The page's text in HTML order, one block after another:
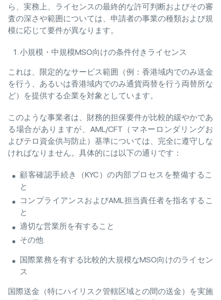
ら、実務上、ライセンスの最終的な許可判断およびその審
査の深さや範囲については、申請者の事業の種類および規
模に応じて要件が異なります。
小規模・中規模MSO向けの条件付きライセンス
これは、限定的なサービス範囲（例：香港域内でのみ送金
を行う、あるいは香港域内でのみ通貨両替を行う両替所な
ど）を提供する企業を対象としています。
このような事業者は、財務的担保要件が比較的緩やかであ
る場合がありますが、AML/CFT（マネーロンダリングお
よびテロ資金供与防止）基準については、完全に遵守しな
ければなりません。具体的には以下の通りです：
顧客確認手続き（KYC）の内部プロセスを整備するこ
と
コンプライアンスおよびAML担当責任者を指名するこ
と
適切な営業所を有すること
その他
国際業務を有する比較的大規模なMSO向けのライセン
ス
国際送金（特にハイリスク管轄区域との間の送金）を実施